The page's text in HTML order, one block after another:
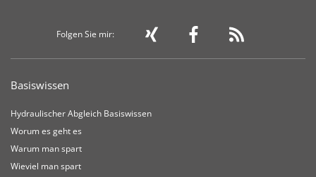
Folgen Sie mir:
Basiswissen
Hydraulischer Abgleich Basiswissen
Worum es geht es
Warum man spart
Wieviel man spart